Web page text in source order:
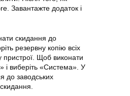
Завантажте додаток і
скидання до
резервну копію всіх
пристрої. Щоб виконати
і виберіть «Система». У
до заводських